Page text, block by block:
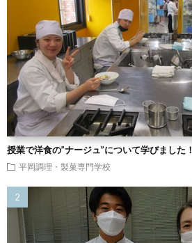
授業で洋食の”ナージュ”について学びました！
平岡調理・製菓専門学校